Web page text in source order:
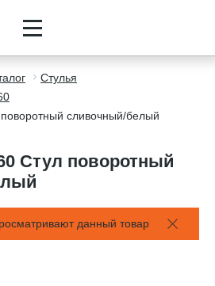
Стулья
сливочный/белый
Стул поворотный
данный товар